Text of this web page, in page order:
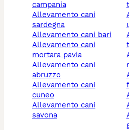
campania
allevamento cani
sardegna
allevamento cani bari
allevamento cani
mortara pavia
allevamento cani
abruzzo
allevamento cani
cuneo
allevamento cani
savona